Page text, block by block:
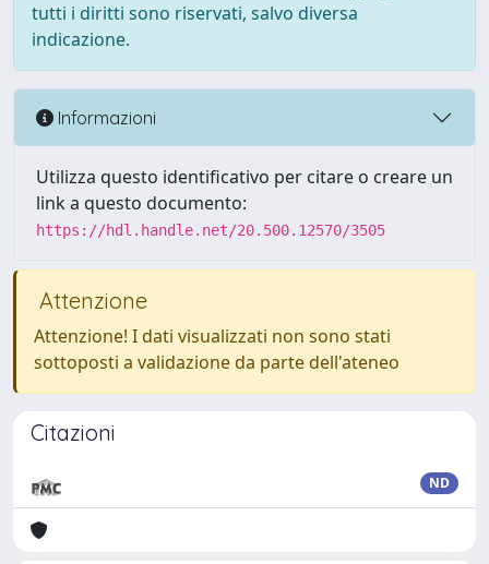
tutti i diritti sono riservati, salvo diversa
indicazione.
Informazioni
Utilizza questo identificativo per citare o creare un
link a questo documento:
https://hdl.handle.net/20.500.12570/3505
Attenzione
Attenzione! I dati visualizzati non sono stati
sottoposti a validazione da parte dell'ateneo
Citazioni
ND